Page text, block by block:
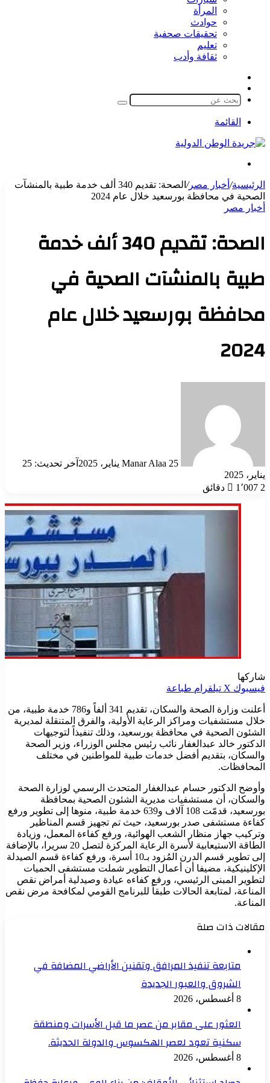
المرأة
حوادث
تحقيقات صحفية
تعليم
ثقافة وأدب
المظلم
بحث
القائمة
الرئيسية/ أخبار مصر/
الصحة: تقديم 340 ألف خدمة طبية بالمنشآت
الصحية في محافظة بورسعيد خلال عام 2024
أخبار مصر
الصحة: تقديم 340 ألف خدمة
طبية بالمنشآت الصحية في
محافظة بورسعيد خلال عام
2024
Manar Alaa 25 يناير، 2025
آخر تحديث: 25
يناير، 2025
1٬007 2 دقائق
شاركها
فيسبوك ‫X تيلقرام طباعة
أعلنت وزارة الصحة والسكان، تقديم 341 ألفاً و786 خدمة طبية، من
خلال مستشفيات ومراكز الرعاية الأولية، والفرق المتنقلة لمديرية
الشئون الصحية في محافظة بورسعيد، وذلك تنفيذاً لتوجيهات
الدكتور خالد عبدالغفار نائب رئيس مجلس الوزراء، وزير الصحة
والسكان، بتقديم أفضل خدمات طبية للمواطنين في مختلف
المحافظات.
وأوضح الدكتور حسام عبدالغفار المتحدث الرسمي لوزارة الصحة
والسكان، أن مستشفيات مديرية الشئون الصحية بمحافظة
بورسعيد، قدمّت 108 آلاف و639 خدمة طبية، منوها إلى تطوير ورفع
كفاءة مستشفى صدر بورسعيد، حيث تم تجهيز قسم المناظير
وتركيب جهاز منظار الشعب الهوائية، ورفع كفاءة المعمل، وزيادة
الطاقة الاستيعابية لأسرة الرعاية المركزة لتصل 20 سريرا، بالإضافة
إلى تطوير قسم الدرن المُزود بـ10 أسرة، ورفع كفاءة قسم الصيدلة
الإكلينيكية، مضيفا أن أعمال التطوير شملت مستشفى الحميات
لتطوير المبنى الرئيسي، ورفع كفاءه عيادة وصيدلية أمراض نقص
المناعة، لمتابعة الحالات طبقاً للبرنامج القومي لمكافحة مرض نقص
المناعة.
مقالات ذات صلة
متابعة تنفيذ المرافق وتقنين الأراضي المضافة في
الشروق والعبور الجديدة
8 أغسطس، 2026
العثور على مقابر من عصر ما قبل الأسرات ومنطقة
سكنية تعود لعصر الهكسوس والدولة الحديثة.
8 أغسطس، 2026